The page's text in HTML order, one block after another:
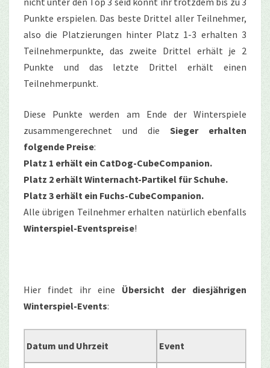
Punkte erspielen. Das beste Drittel aller Teilnehmer,
also die Platzierungen hinter Platz 1-3 erhalten 3
Teilnehmerpunkte, das zweite Drittel erhält je 2
Punkte und das letzte Drittel erhält einen
Teilnehmerpunkt.
Diese Punkte werden am Ende der Winterspiele
zusammengerechnet und die Sieger erhalten
folgende Preise:
Platz 1 erhält ein CatDog-CubeCompanion.
Platz 2 erhält Winternacht-Partikel für Schuhe.
Platz 3 erhält ein Fuchs-CubeCompanion.
Alle übrigen Teilnehmer erhalten natürlich ebenfalls
Winterspiel-Eventspreise!
Hier findet ihr eine Übersicht der diesjährigen
Winterspiel-Events:
Datum und Uhrzeit Event